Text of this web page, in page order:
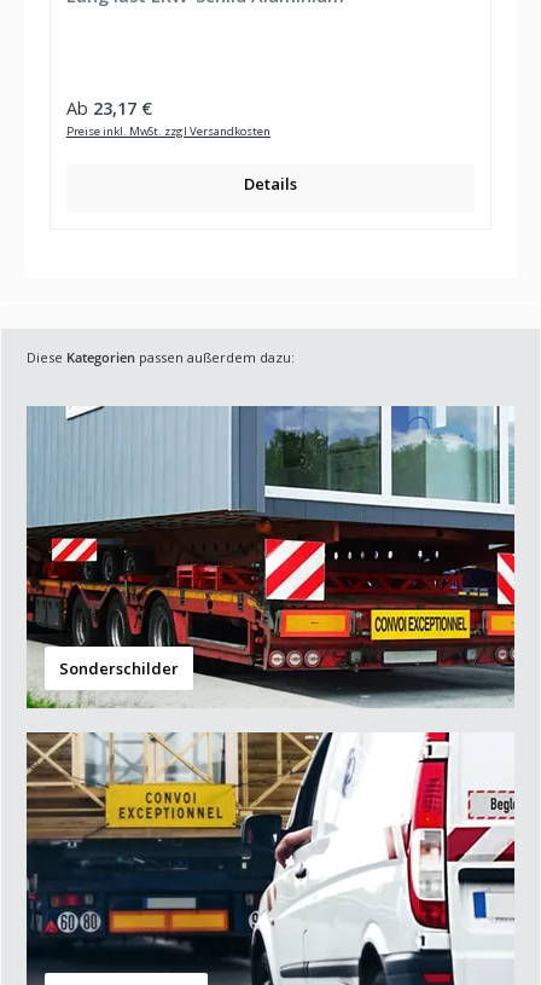
Regulärer Preis:
Ab 23,17 €
Preise inkl. MwSt. zzgl Versandkosten
Details
Diese Kategorien passen außerdem dazu:
Sonderschilder